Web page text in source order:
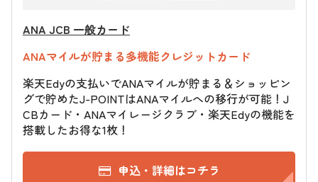
ANA JCB 一般カード
ANAマイルが貯まる多機能クレジットカード
楽天Edyの支払いでANAマイルが貯まる＆ショッピン
グで貯めたJ-POINTはANAマイルへの移行が可能！J
CBカード・ANAマイレージクラブ・楽天Edyの機能を
搭載したお得な1枚！
申込・詳細はコチラ